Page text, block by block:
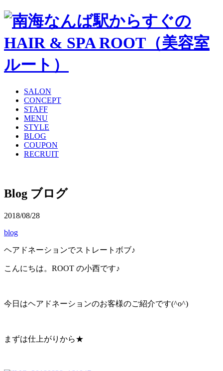
SALON
CONCEPT
STAFF
MENU
STYLE
BLOG
COUPON
RECRUIT
Blog ブログ
2018/08/28
blog
ヘアドネーションでストレートボブ♪
こんにちは。ROOT の小西です♪
今日はヘアドネーションのお客様のご紹介です(^o^)
まずは仕上がりから★